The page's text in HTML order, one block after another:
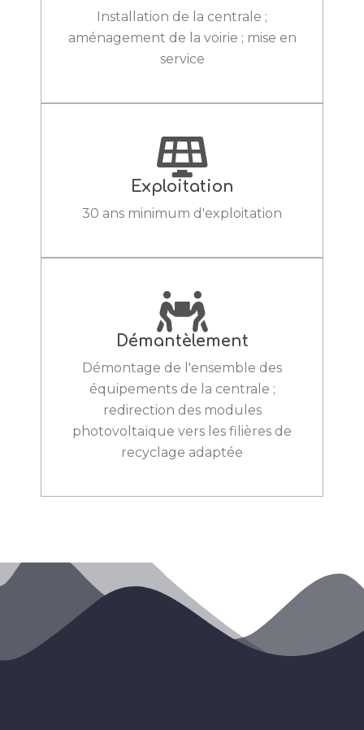
Installation de la centrale ;
aménagement de la voirie ; mise en
service
Exploitation
30 ans minimum d'exploitation
Démantèlement
Démontage de l'ensemble des
équipements de la centrale ;
redirection des modules
photovoltaïque vers les filières de
recyclage adaptée